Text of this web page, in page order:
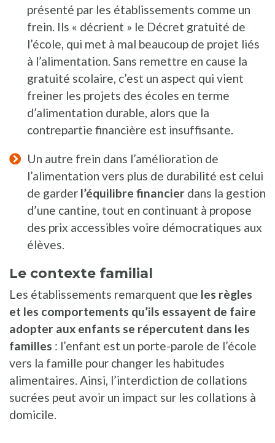
présenté par les établissements comme un
frein. Ils « décrient » le Décret gratuité de
l’école, qui met à mal beaucoup de projet liés
à l’alimentation. Sans remettre en cause la
gratuité scolaire, c’est un aspect qui vient
freiner les projets des écoles en terme
d’alimentation durable, alors que la
contrepartie financière est insuffisante.
Un autre frein dans l’amélioration de
l’alimentation vers plus de durabilité est celui
de garder l’équilibre financierdans la gestion
d’une cantine, tout en continuant à propose
des prix accessibles voire démocratiques aux
élèves.
Le contexte familial
Les établissements remarquent que les règles
et les comportements qu’ils essayent de faire
adopter aux enfants se répercutent dans les
familles : l’enfant est un porte-parole de l’école
vers la famille pour changer les habitudes
alimentaires. Ainsi, l’interdiction de collations
sucrées peut avoir un impact sur les collations à
domicile.